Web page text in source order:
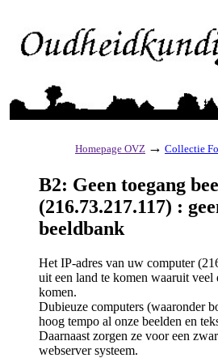
Homepage OVZ → Collectie
B2: Geen toegang
(216.73.217.117) :
beeldbank
Het IP-adres van uw computer
uit een land te komen waaruit veel
komen.
Dubieuze computers (waaronder
hoog tempo al onze beelden en
Daarnaast zorgen ze voor een
webserver systeem.